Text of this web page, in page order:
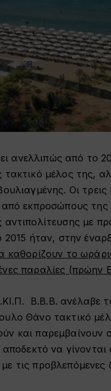
ανελλιπώς από το
μέλος της,
Οι
από εκπροσώπους
αντιπολίτευσης με
ήταν, στην
καθορίζουν το
παραλίες (πρώην
Β.Β.Β. ανέλαβε
Θάνο τακτικό
και
αποδεκτό να
τις προβλεπόμενες